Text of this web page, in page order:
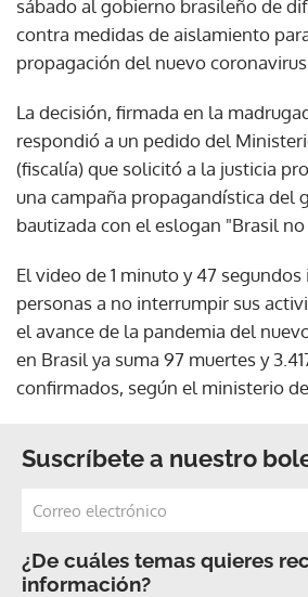
sábado al gobierno brasileño de
contra medidas de aislamiento
propagación del nuevo coronavirus.
La decisión, firmada en la
respondió a un pedido del
(fiscalía) que solicitó a la justicia
una campaña propagandística del
bautizada con el eslogan "Brasil no
El video de 1 minuto y 47
personas a no interrumpir sus
el avance de la pandemia del
en Brasil ya suma 97 muertes y
confirmados, según el ministerio de
Suscríbete a nuestro
¿De cuáles temas quieres
información?